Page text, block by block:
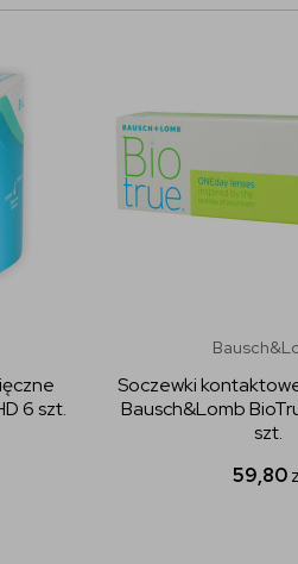
6 szt.
Soczewki
Bausch&Lomb
szt.
59,80